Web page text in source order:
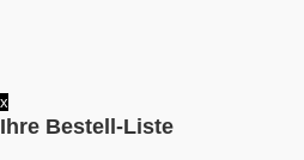
x
Ihre Bestell-Liste